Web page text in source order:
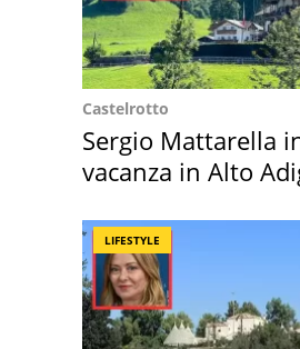
Castelrotto
Sergio Mattarella
vacanza in Alto
LIFESTYLE